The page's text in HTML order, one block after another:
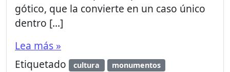
gótico, que la convierte en un caso único
dentro […]
Lea más »
Etiquetado
cultura
monumentos